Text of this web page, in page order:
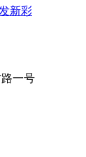
新彩
一号